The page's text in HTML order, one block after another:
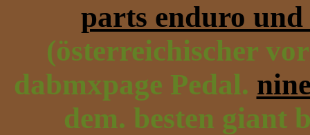
parts enduro und
(österreichischer
dabmxpage Pedal.
dem. besten giant